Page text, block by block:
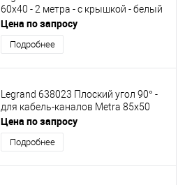
60x40 - 2 метра - с крышкой - белый
Цена по запросу
Подробнее
Legrand 638023 Плоский угол 90° -
для кабель-каналов Metra 85x50
Цена по запросу
Подробнее